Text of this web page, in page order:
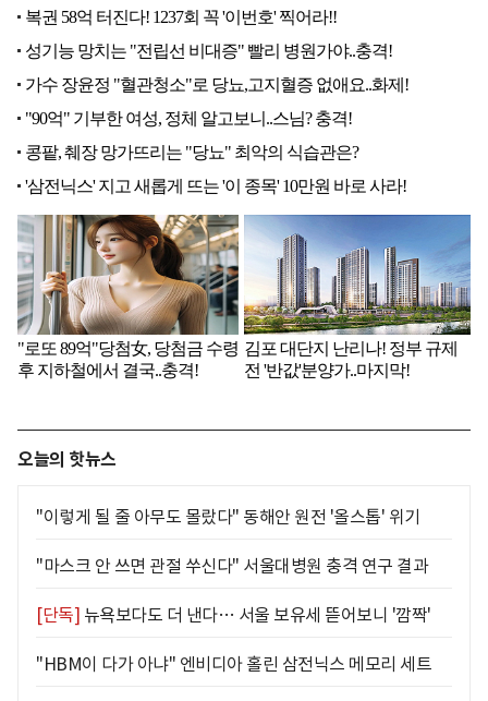
오늘의 핫뉴스
"이렇게 될 줄 아무도 몰랐다" 동해안 원전 '올스톱' 위기
"마스크 안 쓰면 관절 쑤신다" 서울대병원 충격 연구 결과
[단독] 뉴욕보다도 더 낸다… 서울 보유세 뜯어보니 '깜짝'
"HBM이 다가 아냐" 엔비디아 홀린 삼전닉스 메모리 세트